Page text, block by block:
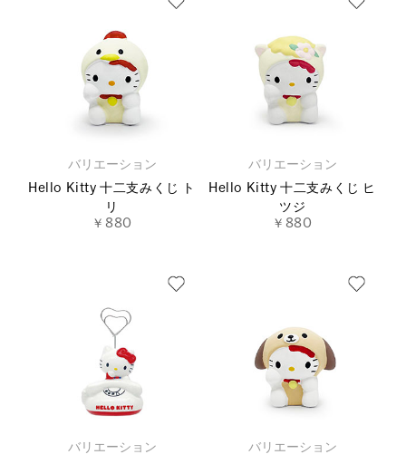
バリエーション
Hello Kitty 十二支みくじ ト
リ
￥880
バリエーション
Hello Kitty 十二支みくじ ヒ
ツジ
￥880
バリエーション
バリエーション